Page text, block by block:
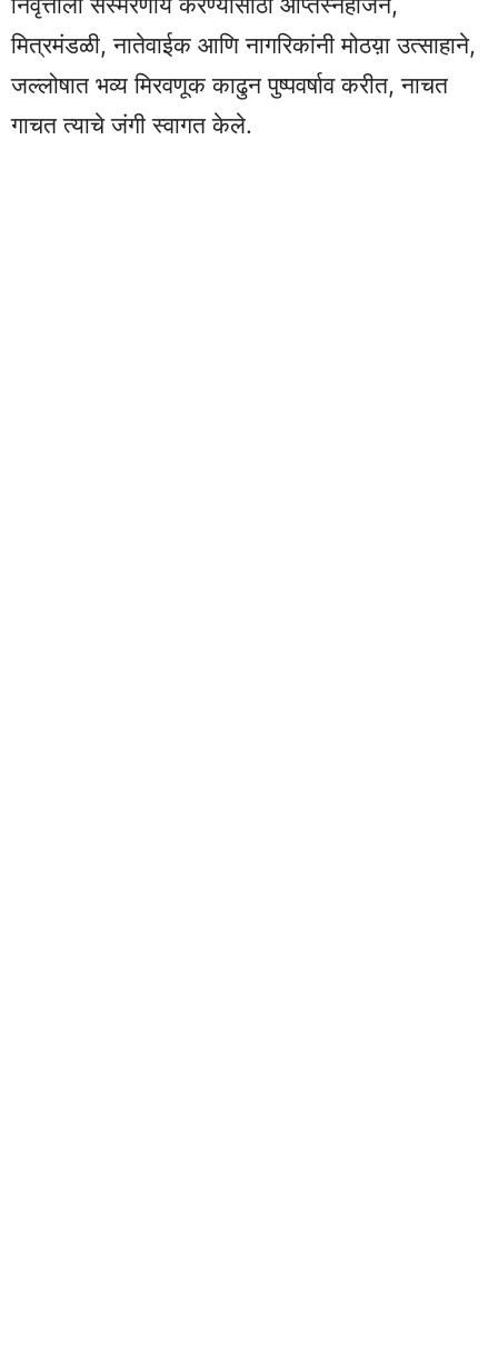
मित्रमंडळी, नातेवाईक आणि नागरिकांनी मोठय़ा उत्साहाने,
जल्लोषात भव्य मिरवणूक काढुन पुष्पवर्षाव करीत, नाचत
गाचत त्याचे जंगी स्वागत केले.